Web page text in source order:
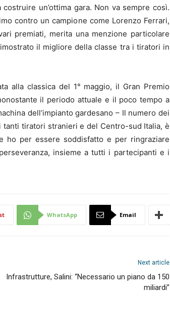
un’ottima gara. Non va sempre così.
contro un campione come Lorenzo Ferrari,
premiati, merita una menzione particolare
il migliore della classe tra i tiratori in
alla classica del 1° maggio, il Gran Premio
il periodo attuale e il poco tempo a
dell’impianto gardesano – Il numero dei
tiratori stranieri e del Centro-sud Italia, è
ho per essere soddisfatto e per ringraziare
insieme a tutti i partecipanti e i
WhatsApp Email
Next article
Infrastrutture, Salini: “Necessario un piano da 150
miliardi”